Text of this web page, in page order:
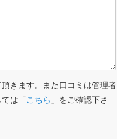
きます。また口コミは管理者
は「 こちら 」をご確認下さ